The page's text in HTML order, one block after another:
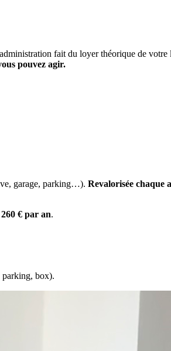
fait du loyer théorique de votre
pouvez agir.
garage, parking…). Revalorisée chaque
260 € par an.
parking, box).